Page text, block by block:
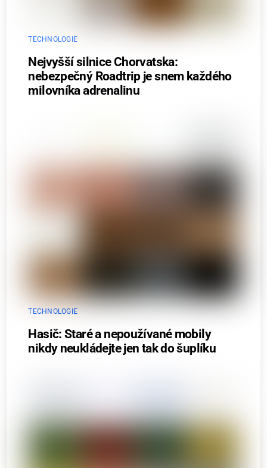
TECHNOLOGIE
Nejvyšší silnice Chorvatska:
nebezpečný Roadtrip je snem každého
milovníka adrenalinu
TECHNOLOGIE
Hasič: Staré a nepoužívané mobily
nikdy neukládejte jen tak do šuplíku